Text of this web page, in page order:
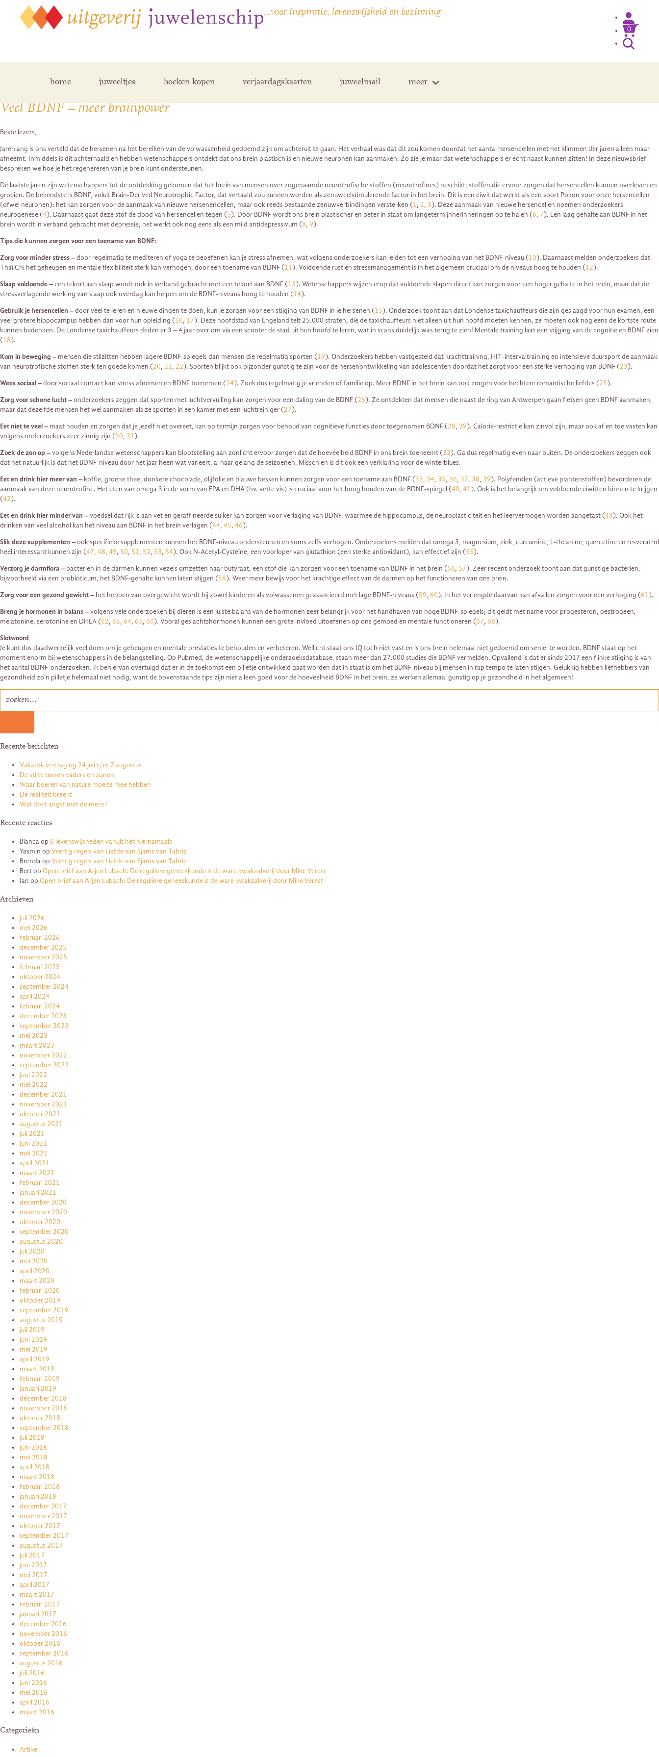
…voor inspiratie, levenswijsheid en bezinning
0
home juweeltjes boeken kopen verjaardagskaarten juweelmail meer
Posts Tagged ‘BDNF’
Veel BDNF = meer brainpower
Beste lezers,
Jarenlang is ons verteld dat de hersenen na het bereiken van de volwassenheid gedoemd zijn om achteruit te gaan. Het verhaal was dat dit zou komen doordat het aantal hersencellen met het klimmen der jaren alleen maar
afneemt. Inmiddels is dit achterhaald en hebben wetenschappers ontdekt dat ons brein plastisch is en nieuwe neuronen kan aanmaken. Zo zie je maar dat wetenschappers er echt naast kunnen zitten! In deze nieuwsbrief
bespreken we hoe je het regenereren van je brein kunt ondersteunen.
De laatste jaren zijn wetenschappers tot de ontdekking gekomen dat het brein van mensen over zogenaamde neurotrofische stoffen (neurotrofines) beschikt; stoffen die ervoor zorgen dat hersencellen kunnen overleven en
groeien. De bekendste is BDNF, voluit Brain-Derived Neurotrophic Factor, dat vertaald zou kunnen worden als zenuwcelstimulerende factor in het brein. Dit is een eiwit dat werkt als een soort Pokon voor onze hersencellen
(ofwel neuronen): het kan zorgen voor de aanmaak van nieuwe hersenencellen, maar ook reeds bestaande zenuwverbindingen versterken (1, 2, 3). Deze aanmaak van nieuwe hersencellen noemen onderzoekers
neurogenese (4). Daarnaast gaat deze stof de dood van hersencellen tegen (5). Door BDNF wordt ons brein plastischer en beter in staat om langetermijnherinneringen op te halen (6, 7). Een laag gehalte aan BDNF in het
brein wordt in verband gebracht met depressie, het werkt ook nog eens als een mild antidepressivum (8, 9).
Tips die kunnen zorgen voor een toename van BDNF:
Zorg voor minder stress –door regelmatig te mediteren of yoga te beoefenen kan je stress afnemen, wat volgens onderzoekers kan leiden tot een verhoging van het BDNF-niveau (10). Daarnaast melden onderzoekers dat
Thai Chi het geheugen en mentale flexibiliteit sterk kan verhogen, door een toename van BDNF (11). Voldoende rust en stressmanagement is in het algemeen cruciaal om de niveaus hoog te houden (12).
Slaap voldoende –een tekort aan slaap wordt ook in verband gebracht met een tekort aan BDNF (13). Wetenschappers wijzen erop dat voldoende slapen direct kan zorgen voor een hoger gehalte in het brein, maar dat de
stressverlagende werking van slaap ook overdag kan helpen om de BDNF-niveaus hoog te houden (14).
Gebruik je hersencellen –door veel te leren en nieuwe dingen te doen, kun je zorgen voor een stijging van BDNF in je hersenen (15). Onderzoek toont aan dat Londense taxichauffeurs die zijn geslaagd voor hun examen, een
veel grotere hippocampus hebben dan voor hun opleiding (16, 17). Deze hoofdstad van Engeland telt 25.000 straten, die de taxichauffeurs niet alleen uit hun hoofd moeten kennen, ze moeten ook nog eens de kortste route
kunnen bedenken. De Londense taxichauffeurs deden er 3 – 4 jaar over om via een scooter de stad uit hun hoofd te leren, wat in scans duidelijk was terug te zien! Mentale training laat een stijging van de cognitie en BDNF zien
(18).
Kom in beweging – mensen die stilzitten hebben lagere BDNF-spiegels dan mensen die regelmatig sporten (19). Onderzoekers hebben vastgesteld dat krachttraining, HIT-intervaltraining en intensieve duursport de aanmaak
van neurotrofische stoffen sterk ten goede komen (20, 21, 22). Sporten blijkt ook bijzonder gunstig te zijn voor de hersenontwikkeling van adolescenten doordat het zorgt voor een sterke verhoging van BDNF (23).
Wees sociaal –door sociaal contact kan stress afnemen en BDNF toenemen (24). Zoek dus regelmatig je vrienden of familie op. Meer BDNF in het brein kan ook zorgen voor hechtere romantische liefdes (25).
Zorg voor schone lucht –onderzoekers zeggen dat sporten met luchtvervuiling kan zorgen voor een daling van de BDNF (26). Ze ontdekten dat mensen die naast de ring van Antwerpen gaan fietsen geen BDNF aanmaken,
maar dat dezelfde mensen het wel aanmaken als ze sporten in een kamer met een luchtreiniger (27).
Eet niet te veel – maat houden en zorgen dat je jezelf niet overeet, kan op termijn zorgen voor behoud van cognitieve functies door toegenomen BDNF (28, 29). Calorie-restrictie kan zinvol zijn, maar ook af en toe vasten kan
volgens onderzoekers zeer zinnig zijn (30, 31).
Zoek de zon op –volgens Nederlandse wetenschappers kan blootstelling aan zonlicht ervoor zorgen dat de hoeveelheid BDNF in ons brein toeneemt (32). Ga dus regelmatig even naar buiten. De onderzoekers zeggen ook
dat het natuurlijk is dat het BDNF-niveau door het jaar heen wat varieert, al naar gelang de seizoenen. Misschien is dit ook een verklaring voor de winterblues.
Eet en drink hier meer van – koffie, groene thee, donkere chocolade, olijfolie en blauwe bessen kunnen zorgen voor een toename aan BDNF (33, 34, 35, 36, 37, 38, 39). Polyfenolen (actieve plantenstoffen) bevorderen de
aanmaak van deze neurotrofine. Het eten van omega 3 in de vorm van EPA en DHA (bv. vette vis) is cruciaal voor het hoog houden van de BDNF-spiegel (40, 41). Ook is het belangrijk om voldoende eiwitten binnen te krijgen
(42).
Eet en drink hier minder van –voedsel dat rijk is aan vet en geraffineerde suiker kan zorgen voor verlaging van BDNF, waarmee de hippocampus, de neuroplasticiteit en het leervermogen worden aangetast (43). Ook het
drinken van veel alcohol kan het niveau aan BDNF in het brein verlagen (44, 45, 46).
Slik deze supplementen –ook specifieke supplementen kunnen het BDNF-niveau ondersteunen en soms zelfs verhogen. Onderzoekers melden dat omega 3, magnesium, zink, curcumine, L-theanine, quercetine en resveratrol
heel interessant kunnen zijn (47, 48, 49, 50, 51, 52, 53, 54). Ook N-Acetyl-Cysteïne, een voorloper van glutathion (een sterke antioxidant), kan effectief zijn (55).
Verzorg je darmflora – bacteriën in de darmen kunnen vezels omzetten naar butyraat, een stof die kan zorgen voor een toename van BDNF in het brein (56, 57). Zeer recent onderzoek toont aan dat gunstige bacteriën,
bijvoorbeeld via een probioticum, het BDNF-gehalte kunnen laten stijgen (58). Weer meer bewijs voor het krachtige effect van de darmen op het functioneren van ons brein.
Zorg voor een gezond gewicht – het hebben van overgewicht wordt bij zowel kinderen als volwassenen geassocieerd met lage BDNF-niveaus (59, 60). In het verlengde daarvan kan afvallen zorgen voor een verhoging (61).
Breng je hormonen in balans –volgens vele onderzoeken bij dieren is een juiste balans van de hormonen zeer belangrijk voor het handhaven van hoge BDNF-spiegels; dit geldt met name voor progesteron, oestrogeen,
melatonine, serotonine en DHEA (62, 63, 64, 65, 66). Vooral geslachtshormonen kunnen een grote invloed uitoefenen op ons gemoed en mentale functioneren (67, 68).
Slotwoord
Je kunt dus daadwerkelijk veel doen om je geheugen en mentale prestaties te behouden en verbeteren. Wellicht staat ons IQ toch niet vast en is ons brein helemaal niet gedoemd om seniel te worden. BDNF staat op het
moment enorm bij wetenschappers in de belangstelling. Op Pubmed, de wetenschappelijke onderzoeksdatabase, staan meer dan 27.000 studies die BDNF vermelden. Opvallend is dat er sinds 2017 een flinke stijging is van
het aantal BDNF-onderzoeken. Ik ben ervan overtuigd dat er in de toekomst een pilletje ontwikkeld gaat worden dat in staat is om het BDNF-niveau bij mensen in rap tempo te laten stijgen. Gelukkig hebben liefhebbers van
gezondheid zo’n pilletje helemaal niet nodig, want de bovenstaande tips zijn niet alleen goed voor de hoeveelheid BDNF in het brein, ze werken allemaal gunstig op je gezondheid in het algemeen!
Recente berichten
Vakantievertraging 24 juli t/m 7 augustus
De stilte tussen vaders en zonen
Waar boeren van nature moeite mee hebben
De realiteit breekt
Wat doet angst met de mens?
Recente reacties
Biancaop 6 levenswijsheden vanuit het hiernamaals
Yasmin op Veertig regels van Liefde van Sjams van Tabriz
Brendaop Veertig regels van Liefde van Sjams van Tabriz
Bertop Open brief aan Arjen Lubach: De reguliere geneeskunde is de ware kwakzalverij door Mike Verest
Jan op Open brief aan Arjen Lubach: De reguliere geneeskunde is de ware kwakzalverij door Mike Verest
Archieven
juli 2026
mei 2026
februari 2026
december 2025
november 2025
februari 2025
oktober 2024
september 2024
april 2024
februari 2024
december 2023
september 2023
mei 2023
maart 2023
november 2022
september 2022
juni 2022
mei 2022
december 2021
november 2021
oktober 2021
augustus 2021
juli 2021
juni 2021
mei 2021
april 2021
maart 2021
februari 2021
januari 2021
december 2020
november 2020
oktober 2020
september 2020
augustus 2020
juli 2020
mei 2020
april 2020
maart 2020
februari 2020
oktober 2019
september 2019
augustus 2019
juli 2019
juni 2019
mei 2019
april 2019
maart 2019
februari 2019
januari 2019
december 2018
november 2018
oktober 2018
september 2018
juli 2018
juni 2018
mei 2018
april 2018
maart 2018
februari 2018
januari 2018
december 2017
november 2017
oktober 2017
september 2017
augustus 2017
juli 2017
juni 2017
mei 2017
april 2017
maart 2017
februari 2017
januari 2017
december 2016
november 2016
oktober 2016
september 2016
augustus 2016
juli 2016
juni 2016
mei 2016
april 2016
maart 2016
Categorieën
Artikel